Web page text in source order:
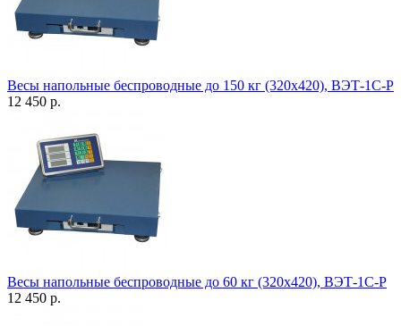
Весы напольные беспроводные до 150 кг (320х420), ВЭТ-1С-Р
12 450 р.
Весы напольные беспроводные до 60 кг (320х420), ВЭТ-1С-Р
12 450 р.